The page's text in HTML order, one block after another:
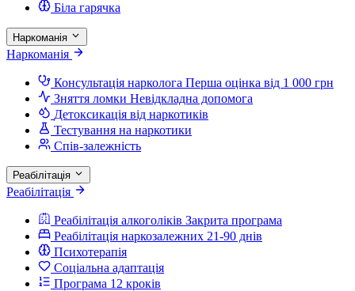
Біла гарячка
Наркоманія
Наркоманія
Консультація нарколога Перша оцінка від 1 000 грн
Зняття ломки Невідкладна допомога
Детоксикація від наркотиків
Тестування на наркотики
Спів-залежність
Реабілітація
Реабілітація
Реабілітація алкоголіків Закрита програма
Реабілітація наркозалежних 21-90 днів
Психотерапія
Соціальна адаптація
Програма 12 кроків